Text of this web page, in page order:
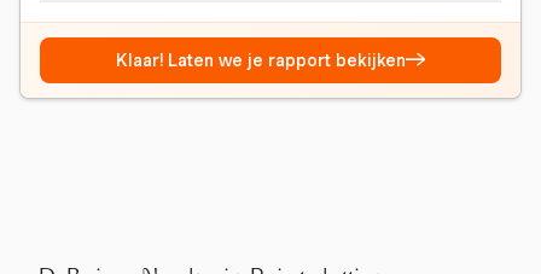
Klaar! Laten we je rapport bekijken→